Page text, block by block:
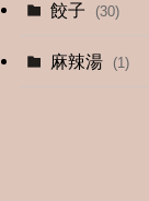
餃子 (30)
麻辣湯 (1)